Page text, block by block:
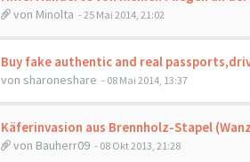
von Minolta - 25 Mai 2014, 21:02
Buy fake authentic and real
von sharoneshare - 08 Mai 2014, 13:37
Käferinvasion aus Brennholz-Stapel
von Bauherr09 - 08 Okt 2013, 21:28